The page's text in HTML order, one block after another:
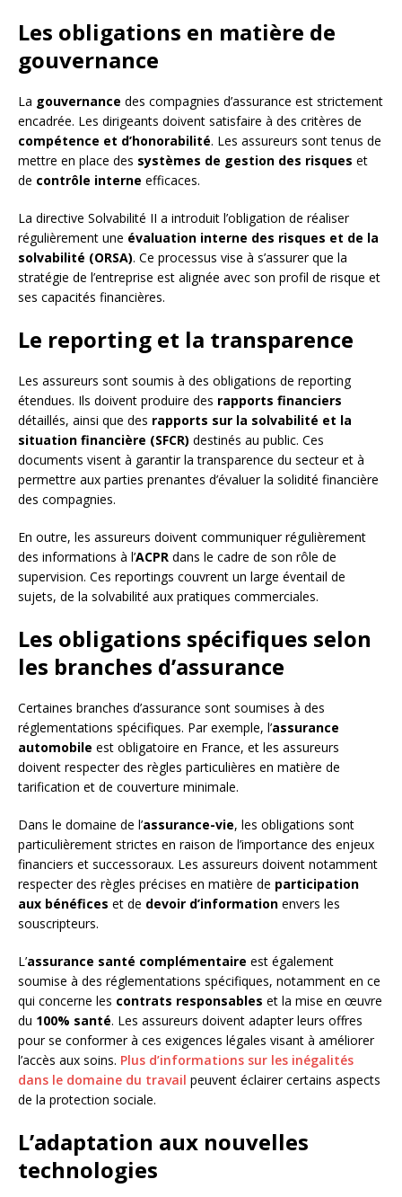
Les obligations en matière de
gouvernance
La gouvernance des compagnies d’assurance est strictement
encadrée. Les dirigeants doivent satisfaire à des critères de
compétence et d’honorabilité. Les assureurs sont tenus de
mettre en place des systèmes de gestion des risques et
de contrôle interne efficaces.
La directive Solvabilité II a introduit l’obligation de réaliser
régulièrement une évaluation interne des risques et de la
solvabilité (ORSA). Ce processus vise à s’assurer que la
stratégie de l’entreprise est alignée avec son profil de risque et
ses capacités financières.
Le reporting et la transparence
Les assureurs sont soumis à des obligations de reporting
étendues. Ils doivent produire des rapports financiers
détaillés, ainsi que des rapports sur la solvabilité et la
situation financière (SFCR) destinés au public. Ces
documents visent à garantir la transparence du secteur et à
permettre aux parties prenantes d’évaluer la solidité financière
des compagnies.
En outre, les assureurs doivent communiquer régulièrement
des informations à l’ACPR dans le cadre de son rôle de
supervision. Ces reportings couvrent un large éventail de
sujets, de la solvabilité aux pratiques commerciales.
Les obligations spécifiques selon
les branches d’assurance
Certaines branches d’assurance sont soumises à des
réglementations spécifiques. Par exemple, l’assurance
automobile est obligatoire en France, et les assureurs
doivent respecter des règles particulières en matière de
tarification et de couverture minimale.
Dans le domaine de l’assurance-vie, les obligations sont
particulièrement strictes en raison de l’importance des enjeux
financiers et successoraux. Les assureurs doivent notamment
respecter des règles précises en matière de participation
aux bénéfices et de devoir d’information envers les
souscripteurs.
L’assurance santé complémentaire est également
soumise à des réglementations spécifiques, notamment en ce
qui concerne les contrats responsables et la mise en œuvre
du 100% santé. Les assureurs doivent adapter leurs offres
pour se conformer à ces exigences légales visant à améliorer
l’accès aux soins. Plus d’informations sur les inégalités
dans le domaine du travail peuvent éclairer certains aspects
de la protection sociale.
L’adaptation aux nouvelles
technologies